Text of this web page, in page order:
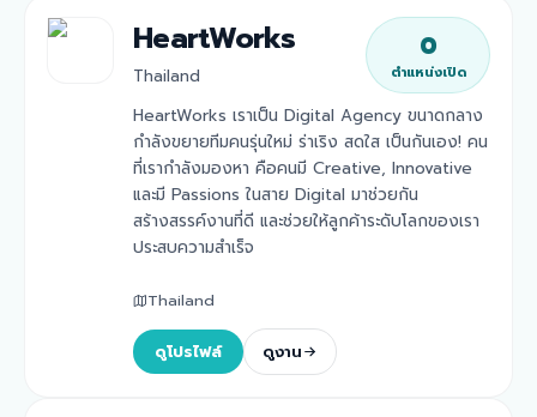
HeartWorks
Thailand
0
ตำแหน่งเปิด
HeartWorks เราเป็น Digital Agency ขนาดกลาง
กำลังขยายทีมคนรุ่นใหม่ ร่าเริง สดใส เป็นกันเอง! คน
ที่เรากำลังมองหา คือคนมี Creative, Innovative
และมี Passions ในสาย Digital มาช่วยกัน
สร้างสรรค์งานที่ดี และช่วยให้ลูกค้าระดับโลกของเรา
ประสบความสำเร็จ
Thailand
ดูโปรไฟล์ ดูงาน